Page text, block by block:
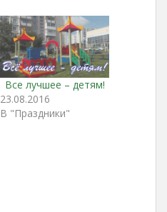
Все лучшее – детям!
23.08.2016
В "Праздники"